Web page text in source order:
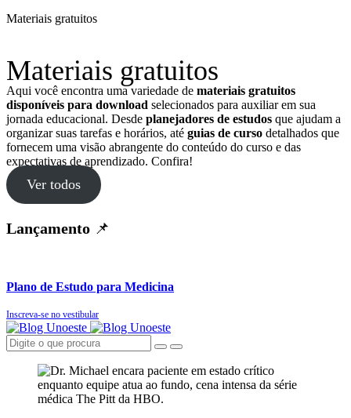
Materiais gratuitos
Materiais gratuitos
Aqui você encontra uma variedade de materiais gratuitos
disponíveis para download selecionados para auxiliar em sua
jornada educacional. Desde planejadores de estudos que ajudam a
organizar suas tarefas e horários, até guias de curso detalhados que
fornecem uma visão abrangente do conteúdo do curso e das
expectativas de aprendizado. Confira!
Ver todos
Lançamento 📌
Plano de Estudo para Medicina
Inscreva-se no vestibular